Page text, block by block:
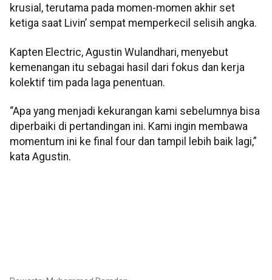
krusial, terutama pada momen-momen akhir set
ketiga saat Livin’ sempat memperkecil selisih angka.
Kapten Electric, Agustin Wulandhari, menyebut
kemenangan itu sebagai hasil dari fokus dan kerja
kolektif tim pada laga penentuan.
“Apa yang menjadi kekurangan kami sebelumnya bisa
diperbaiki di pertandingan ini. Kami ingin membawa
momentum ini ke final four dan tampil lebih baik lagi,”
kata Agustin.